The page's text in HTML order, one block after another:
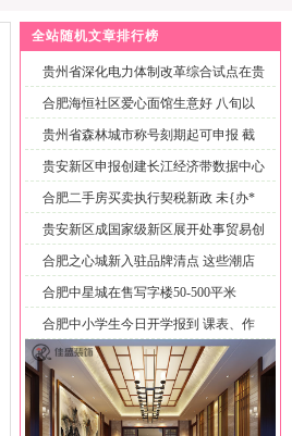
全站随机文章排行榜
贵州省深化电力体制改革综合试点在贵
阳合肥海恒社区爱心面馆生意好 八旬以
上贵州省森林城市称号刻期起可申报 截
至贵安新区申报创建长江经济带数据中心
合肥二手房买卖执行契税新政 未{办*
贵安新区成国家级新区展开处事贸易创
新合肥之心城新入驻品牌清点 这些潮店
还合肥中星城在售写字楼50-500平米
合肥中小学生今日开学报到 课表、作
息